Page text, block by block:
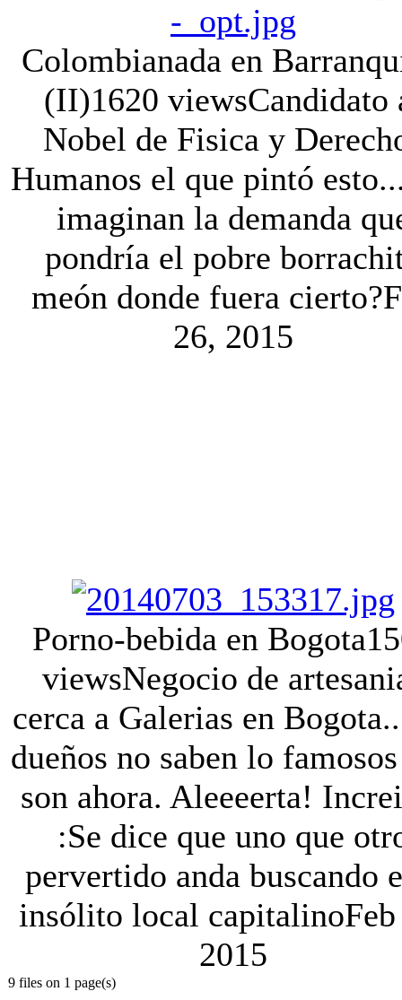
Colombianada en
(II)1620 viewsCandidato
Nobel de Fisica y
Humanos el que pintó
imaginan la demanda
pondría el pobre
meón donde fuera cierto?
26, 2015
Porno-bebida en Bogota
viewsNegocio de
cerca a Galerias en
dueños no saben lo
son ahora. Aleeeerta!
:Se dice que uno que
pervertido anda buscando
insólito local capitalino
2015
9 files on 1 page(s)